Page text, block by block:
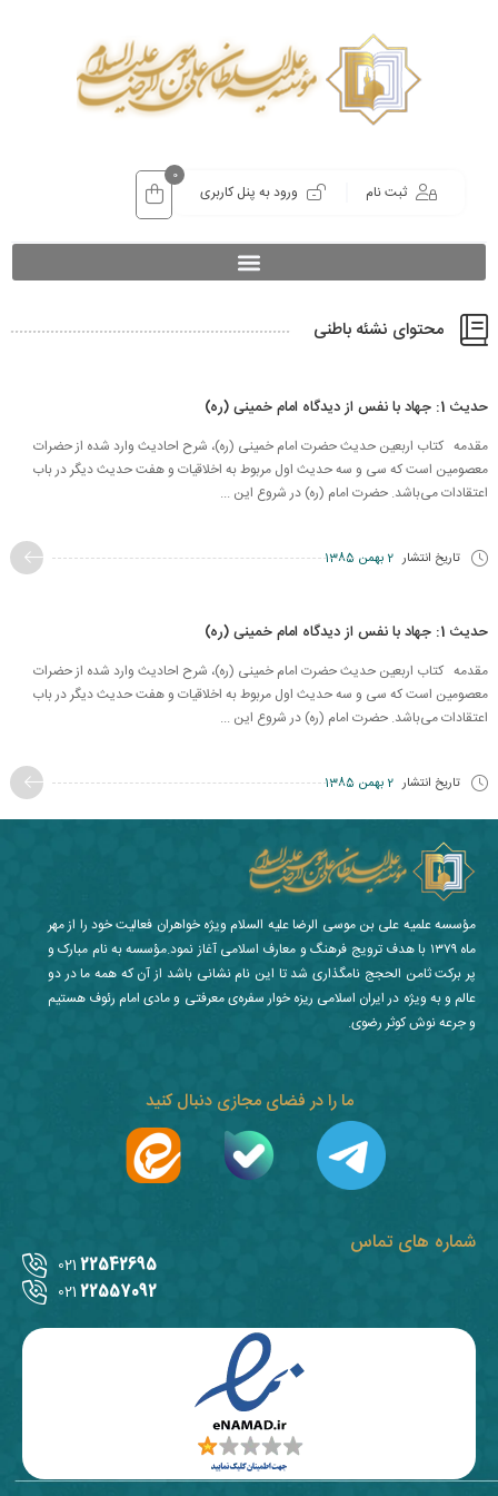
ثبت نام ورود به پنل کاربری
0
محتوای نشئه باطنی
حدیث 1: جهاد با نفس از دیدگاه امام خمینی (ره)
مقدمه كتاب اربعين حديث حضرت امام خمينی (ره)، شرح احاديث وارد شده از حضرات
معصومين است که سی‌ و سه حديث اول مربوط به اخلاقيات و هفت حديث ديگر در باب
اعتقادات می‌باشد. حضرت امام (ره) در شروع اين ...
تاریخ انتشار 2 بهمن 1385
حدیث 1: جهاد با نفس از دیدگاه امام خمینی (ره)
مقدمه كتاب اربعين حديث حضرت امام خمينی (ره)، شرح احاديث وارد شده از حضرات
معصومين است که سی‌ و سه حديث اول مربوط به اخلاقيات و هفت حديث ديگر در باب
اعتقادات می‌باشد. حضرت امام (ره) در شروع اين ...
تاریخ انتشار 2 بهمن 1385
شماره های تماس
22542695
021
22557092
021
ما را در فضای مجازی دنبال کنید
مؤسسه علمیه علی بن موسی الرضا علیه السلام ویژه خواهران فعالیت خود را از مهر
ماه ۱۳۷۹ با هدف ترویج فرهنگ و معارف اسلامی آغاز نمود.مؤسسه به نام مبارک و
پر برکت ثامن الحجج نامگذاری شد تا این نام نشانی باشد از آن که همه ما در دو
عالم و به ویژه در ایران اسلامی ریزه خوار سفره‌ی معرفتی و مادی امام رئوف هستیم
و جرعه نوش کوثر رضوی.